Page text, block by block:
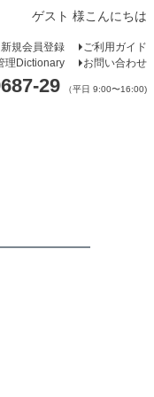
ゲスト 様こんにちは
新規会員登録
ご利用ガイド
理Dictionary お問い合わせ
29 （平日 9:00〜16:00)